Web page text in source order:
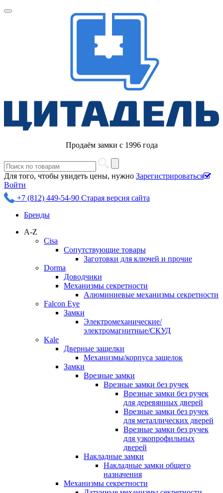
Продаём замки с 1996 года
Для того, чтобы увидеть цены, нужно Зарегистрироваться
Войти
+7 (812) 449-54-90 Старая версия сайта
Бренды
A-Z
Cisa
Сопутствующие товары
Заготовки для ключей и прочие
Dorma
Доводчики
Механизмы секретности
Алюминиевые механизмы секретности
Falcon Eye
Замки
Электромеханические/
электромагнитные/СКУД
Kale
Дверные защелки
Механизмы/корпуса защелок
Замки
Врезные замки
Врезные замки без ручек
Врезные замки без ручек
для деревянных дверей
Врезные замки без ручек
для металлических дверей
Врезные замки без ручек
для узкопрофильных
дверей
Накладные замки
Накладные замки общего
назначения
Механизмы секретности